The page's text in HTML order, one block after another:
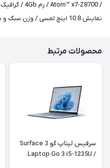
نمایش 10.8 اینچ لمسی / وزن سبک و باطری قدرتمند
محصولات مرتبط
سرفیس لپتاپ گو 3 Surface
Laptop Go 3 i5-1235U /